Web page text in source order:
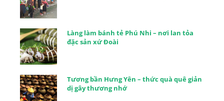
Làng làm bánh tẻ Phú Nhi – nơi lan tỏa
đặc sản xứ Đoài
Tương bần Hưng Yên – thức quà quê giản
dị gây thương nhớ